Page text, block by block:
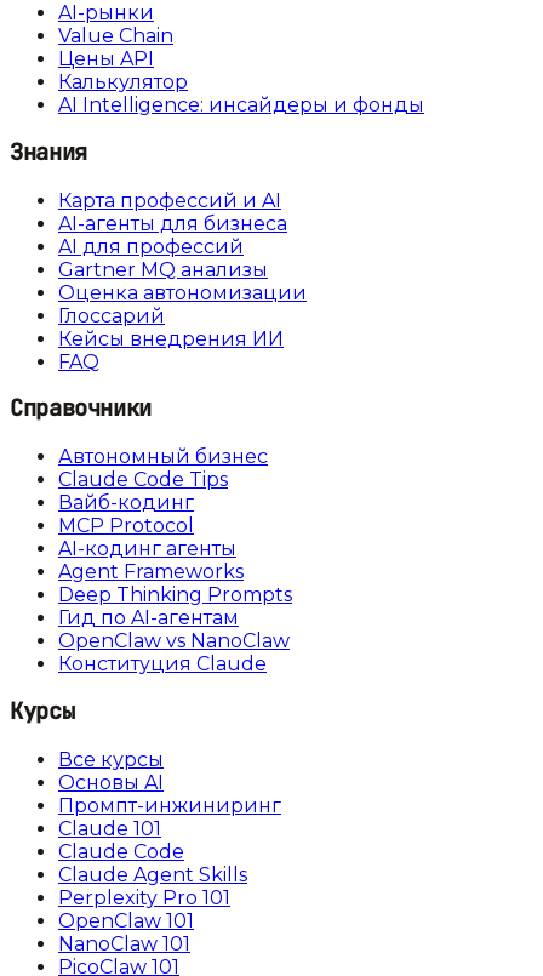
AI-рынки
Value Chain
Цены API
Калькулятор
AI Intelligence: инсайдеры и фонды
Знания
Карта профессий и AI
AI-агенты для бизнеса
AI для профессий
Gartner MQ анализы
Оценка автономизации
Глоссарий
Кейсы внедрения ИИ
FAQ
Справочники
Автономный бизнес
Claude Code Tips
Вайб-кодинг
MCP Protocol
AI-кодинг агенты
Agent Frameworks
Deep Thinking Prompts
Гид по AI-агентам
OpenClaw vs NanoClaw
Конституция Claude
Курсы
Все курсы
Основы AI
Промпт-инжиниринг
Claude 101
Claude Code
Claude Agent Skills
Perplexity Pro 101
OpenClaw 101
NanoClaw 101
PicoClaw 101